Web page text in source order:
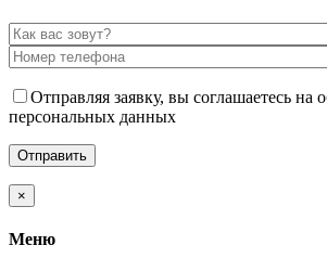
Отправляя заявку, вы соглашаетесь на
персональных данных
×
Меню